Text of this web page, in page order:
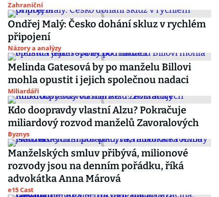
Zahraniční
Ondřej Malý: Česko dohání skluz v rychlém
připojení
Názory a analýzy
Melinda Gatesová by po manželu Billovi
mohla opustit i jejich společnou nadaci
Miliardáři
Kdo doopravdy vlastní Alzu? Pokračuje
miliardový rozvod manželů Zavoralových
Byznys
Manželských smluv přibývá, milionové
rozvody jsou na denním pořádku, říká
advokátka Anna Márová
e15 Cast